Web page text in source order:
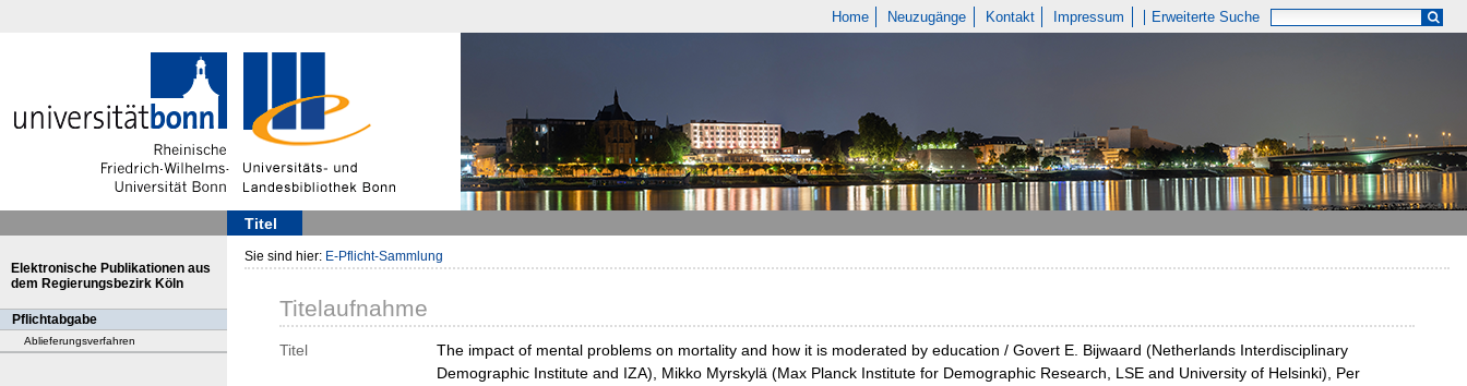
Home Neuzugänge Kontakt Impressum Erweiterte Suche
Titel
Elektronische Publikationen aus
dem Regierungsbezirk Köln
Pflichtabgabe
Ablieferungsverfahren
Sie sind hier: E-Pflicht-Sammlung
Titelaufnahme
Titel
The impact of mental problems on mortality and how it is moderated by education / Govert E. Bijwaard (Netherlands Interdisciplinary
Demographic Institute and IZA), Mikko Myrskylä (Max Planck Institute for Demographic Research, LSE and University of Helsinki), Per